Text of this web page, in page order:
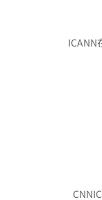
ICANN